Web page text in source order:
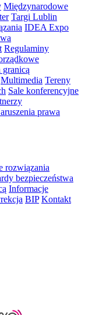
Międzynarodowe
Targi Lublin
IDEA Expo
Regulaminy
Multimedia Tereny
Sale konferencyjne
prawa
rozwiązania
bezpieczeństwa
Informacje
BIP Kontakt